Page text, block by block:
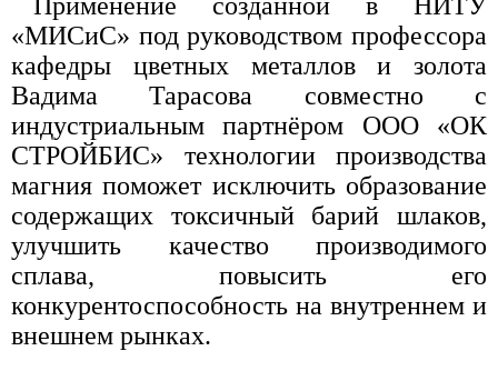
«МИСиС» под руководством профессора
кафедры цветных металлов и золота
Вадима Тарасова совместно с
индустриальным партнёром ООО «ОК
СТРОЙБИС» технологии производства
магния поможет исключить образование
содержащих токсичный барий шлаков,
улучшить качество производимого
сплава, повысить его
конкурентоспособность на внутреннем и
внешнем рынках.